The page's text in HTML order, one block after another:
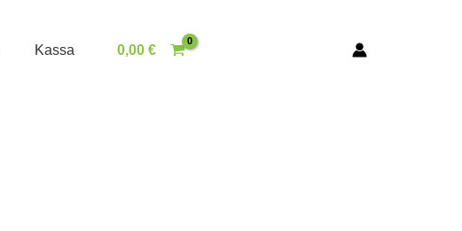
Kassa 0,00€